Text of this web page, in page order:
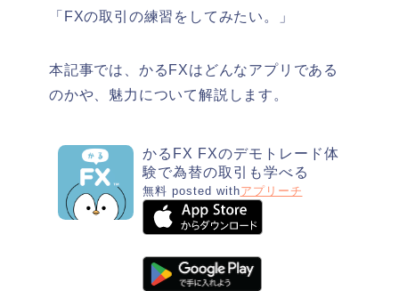
「FXの取引の練習をしてみたい。」
本記事では、かるFXはどんなアプリである
のかや、魅力について解説します。
かるFX FXのデモトレード体
験で為替の取引も学べる
無料 posted withアプリーチ